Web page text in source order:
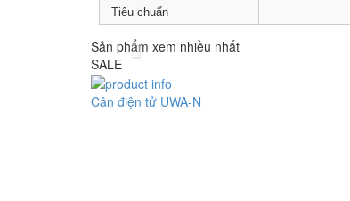
Tiêu chuẩn
Sản phẩm xem nhiều nhất
SALE
Cân điện tử UWA-N